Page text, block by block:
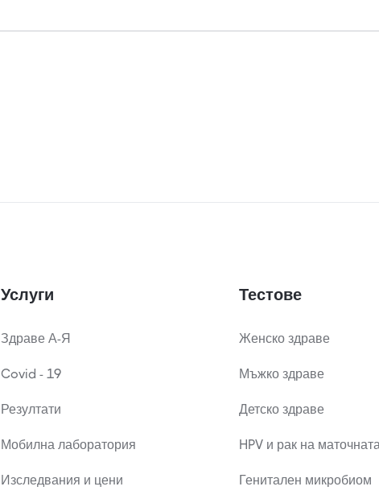
Услуги
Здраве А-Я
Covid - 19
Резултати
Мобилна лаборатория
Изследвания и цени
Тестове
Женско здраве
Мъжко здраве
Детско здраве
HPV и рак на
Генитален микробиом